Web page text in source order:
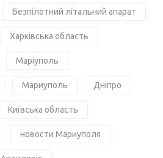
Безпілотний літальний апарат
Харківська область
Маріуполь
Мариуполь Дніпро
Київська область
новости Мариуполя